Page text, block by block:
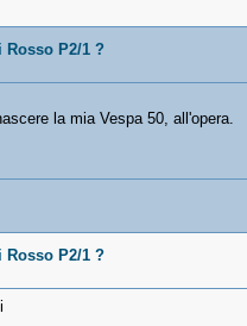
Rosso P2/1 ?
la mia Vespa 50, all'opera.
Rosso P2/1 ?